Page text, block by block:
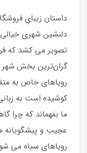
داستان زیبایِ
دلنشین شهری خیالی
تصویر می کشد که
گران‌ترین بخش شهر
رویاهای خاص به
کوشیده است به
ما بفهماند که چرا
عجیب و پیشگویانه
رویاهای سیاه می